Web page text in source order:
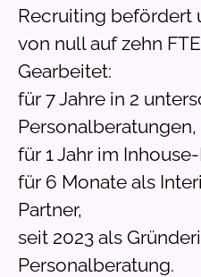
Recruiting befördert
von null auf zehn
Gearbeitet:
für 7 Jahre in 2
Personalberatungen,
für 1 Jahr im
für 6 Monate als
Partner,
seit 2023 als
Personalberatung.